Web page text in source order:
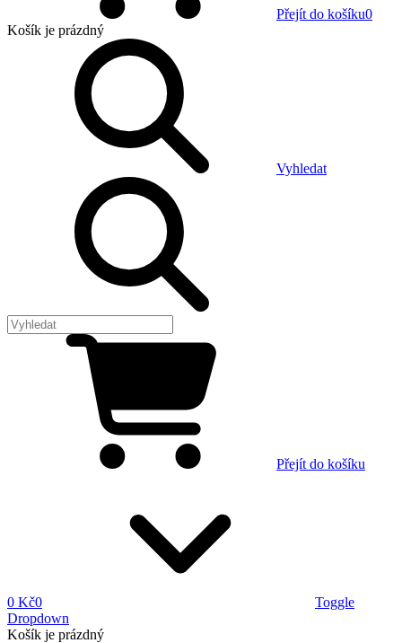
Přejít do košíku0
Košík je prázdný
Vyhledat
Přejít do košíku
0 Kč0
Toggle
Dropdown
Košík je prázdný